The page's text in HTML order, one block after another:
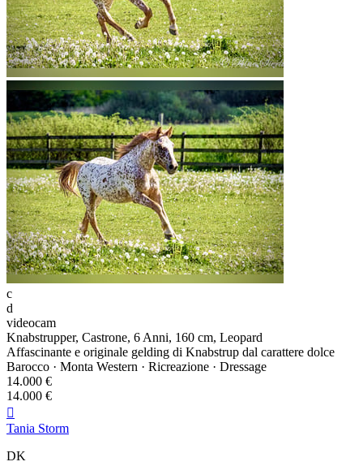
c
d
videocam
Knabstrupper, Castrone, 6 Anni, 160 cm, Leopard
Affascinante e originale gelding di Knabstrup dal carattere dolce
Barocco · Monta Western · Ricreazione · Dressage
14.000 €
14.000 €

Tania Storm
DK